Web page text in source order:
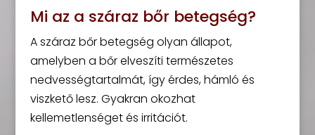
Mi az a száraz bőr betegség?
A száraz bőr betegség olyan állapot,
amelyben a bőr elveszíti természetes
nedvességtartalmát, így érdes, hámló és
viszkető lesz. Gyakran okozhat
kellemetlenséget és irritációt.